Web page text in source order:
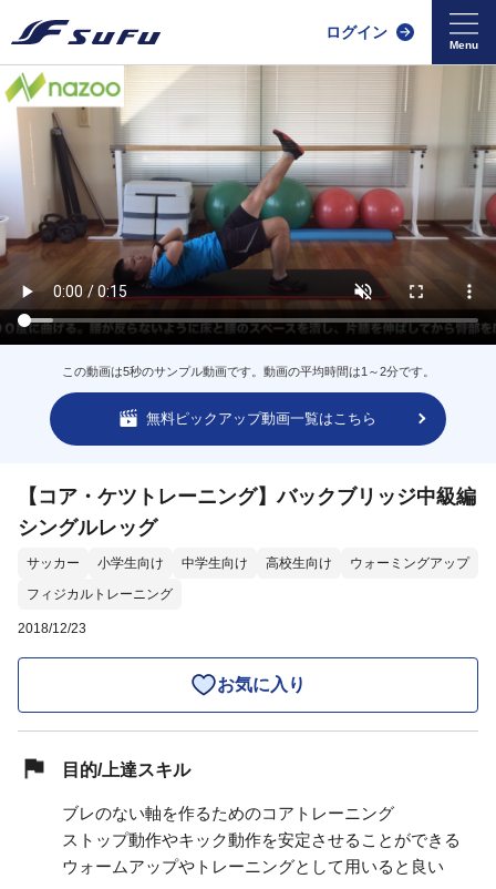
ログイン
この動画は5秒のサンプル動画です。動画の平均時間は1～2分です。
無料ピックアップ動画一覧はこちら
【コア・ケツトレーニング】バックブリッジ中級編
シングルレッグ
サッカー 小学生向け 中学生向け 高校生向け
ウォーミングアップ
フィジカルトレーニング
2018/12/23
お気に入り
目的/上達スキル
ブレのない軸を作るためのコアトレーニング
ストップ動作やキック動作を安定させることができる
ウォームアップやトレーニングとして用いると良い